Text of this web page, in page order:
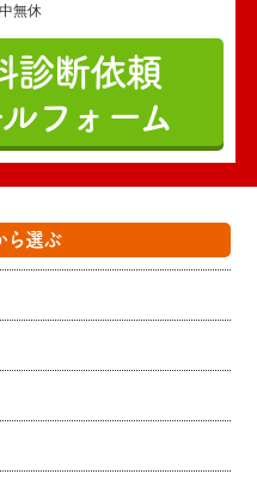
無休
診断依頼
フォーム
ら選ぶ